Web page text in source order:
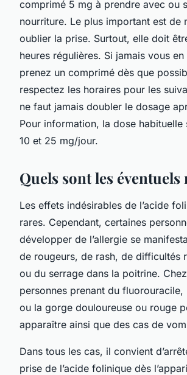
comprimé 5 mg à prendre avec ou
nourriture. Le plus important est de
oublier la prise. Surtout, elle doit
heures régulières. Si jamais vous
prenez un comprimé dès que
respectez les horaires pour les
ne faut jamais doubler le dosage
Pour information, la dose habituelle
10 et 25 mg/jour.
Quels sont les éventuels
Les effets indésirables de l’acide
rares. Cependant, certaines
développer de l’allergie se
de rougeurs, de rash, de difficultés
ou du serrage dans la poitrine.
personnes prenant du fluorouracile,
ou la gorge douloureuse ou rouge
apparaître ainsi que des cas de
Dans tous les cas, il convient
prise de l’acide folinique dès